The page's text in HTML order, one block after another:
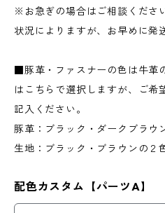
※お急ぎの場合はご相談くださ
状況によりますが、お早めに発
■豚革・ファスナーの色は牛革
はこちらで選択しますが、ご希
記入ください。
豚革：ブラック・ダークブラウ
生地：ブラック・ブラウンの２
配色カスタム【パーツA】